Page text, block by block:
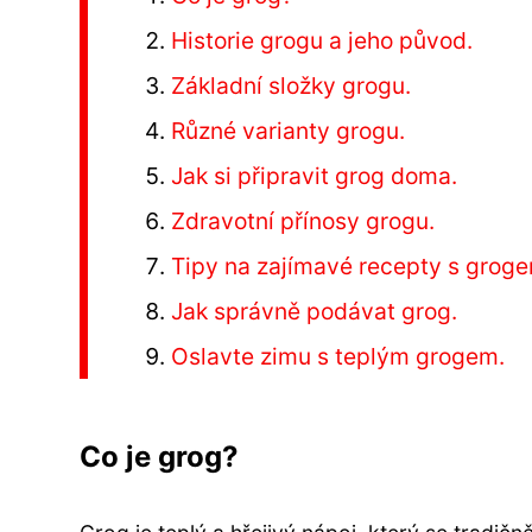
Historie grogu a jeho původ.
Základní složky grogu.
Různé varianty grogu.
Jak si připravit grog doma.
Zdravotní přínosy grogu.
Tipy na zajímavé recepty s
Jak správně podávat grog.
Oslavte zimu s teplým grogem.
Co je grog?